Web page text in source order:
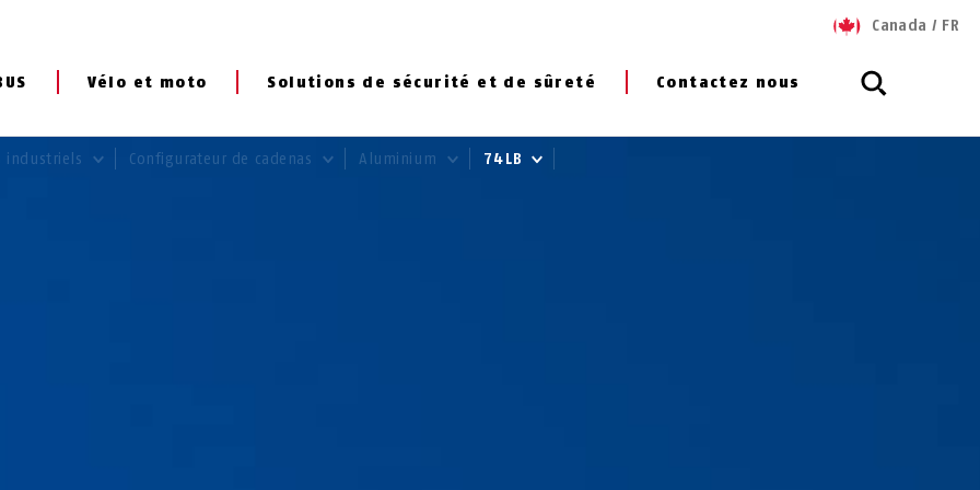
Vélo et moto Solutions de sécurité et de sûreté Contactez nous
Canada / FR
industriels Configurateur de cadenas Aluminium 74LB